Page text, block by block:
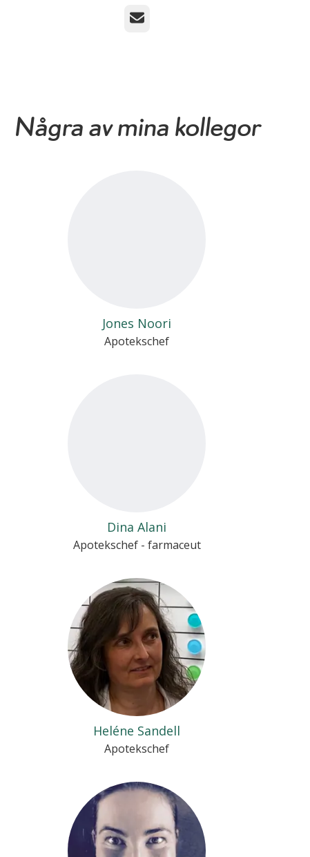
E-post
Några av mina kollegor
Jones Noori
Apotekschef
Dina Alani
Apotekschef - farmaceut
Heléne Sandell
Apotekschef